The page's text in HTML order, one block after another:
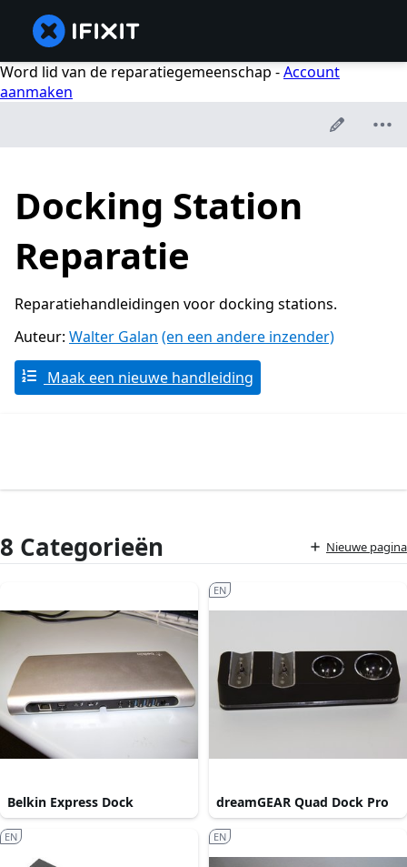
Word lid van de reparatiegemeenschap -Account
aanmaken
Docking Station
Reparatie
Reparatiehandleidingen voor docking stations.
Auteur: Walter Galan (en een andere inzender)
Maak een nieuwe handleiding
8 Categorieën Nieuwe pagina
Belkin Express Dock dreamGEAR Quad Dock Pro
EN
EN EN